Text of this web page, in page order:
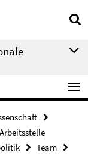
Arbeitsstelle
Team